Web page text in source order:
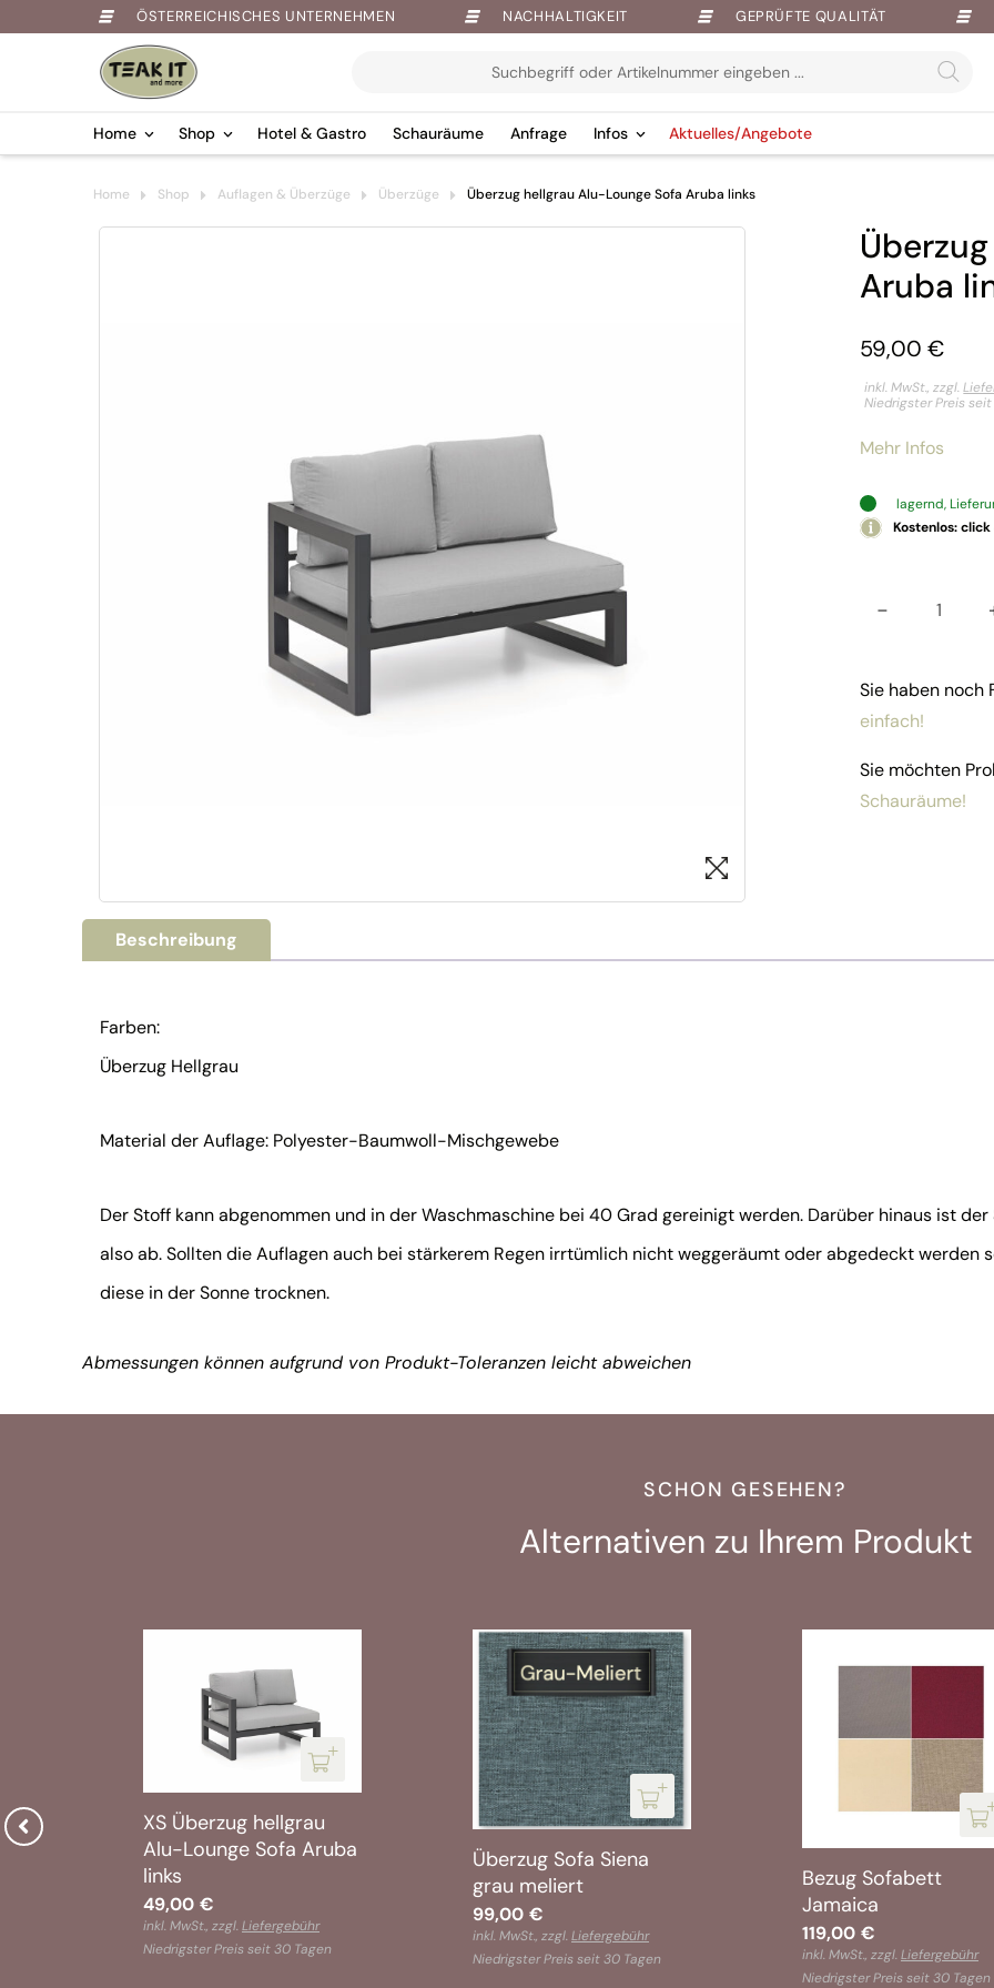
ÖSTERREICHISCHES UNTERNEHMEN NACHHALTIGKEIT GEPRÜFTE QUALITÄT
Home Shop Hotel & Gastro Schauräume Anfrage Infos Aktuelles/Angebote
Home Shop Auflagen & Überzüge Überzüge Überzug hellgrau Alu-Lounge Sofa Aruba links
Aruba
59,00 €
inkl. MwSt., zzgl.
Niedrigster Preis
Mehr Infos
lagernd,
Kostenlos:
-
Sie haben noch
einfach!
Sie möchten
Schauräume!
Beschreibung
Farben:
Überzug Hellgrau
Material der Auflage: Polyester-Baumwoll-Mischgewebe
Der Stoff kann abgenommen und in der Waschmaschine bei 40 Grad gereinigt werden. Darüber hinaus ist
also ab. Sollten die Auflagen auch bei stärkerem Regen irrtümlich nicht weggeräumt oder abgedeckt werden
diese in der Sonne trocknen.
Abmessungen können aufgrund von Produkt-Toleranzen leicht abweichen
SCHON GESEHEN?
Alternativen zu Ihrem Produkt
XS Überzug hellgrau
Alu-Lounge Sofa Aruba
links
49,00 €
inkl. MwSt., zzgl.Liefergebühr
Niedrigster Preis seit 30 Tagen
Überzug Sofa Siena
grau meliert
99,00 €
inkl. MwSt., zzgl.Liefergebühr
Niedrigster Preis seit 30 Tagen
Bezug Sofabett
Jamaica
119,00 €
inkl. MwSt., zzgl.Liefergebühr
Niedrigster Preis seit 30 Tagen